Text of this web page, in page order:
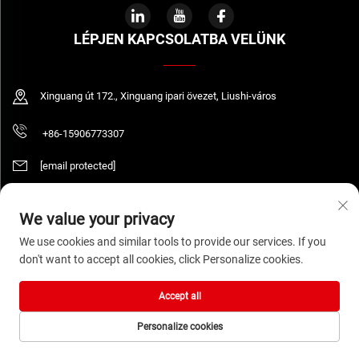
LÉPJEN KAPCSOLATBA VELÜNK
Xinguang út 172., Xinguang ipari övezet, Liushi-város
+86-15906773307
[email protected]
Szerzői jog © 2026 WENZHOU DAQUAN ELECTRIC CO.,LTD Minden jog
fenntartva. Adatvédelmi irányelvek
We value your privacy
We use cookies and similar tools to provide our services. If you
don't want to accept all cookies, click Personalize cookies.
Personalize cookies
Accept all